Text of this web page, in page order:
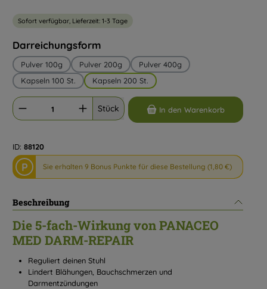
Sofort verfügbar, Lieferzeit: 1-3 Tage
Darreichungsform
Pulver 100g Pulver 200g
Pulver 400g
Kapseln 100 St.
Kapseln 200 St.
Produkt Anzahl: Gib den gewünschten Wert ein oder benutze die Schaltflächen um
Stück In den Warenkorb
ID: 88120
P Sie erhalten 9 Bonus Punkte für diese Bestellung (1,80 €)
Beschreibung
Die 5-fach-Wirkung von PANACEO
MED DARM-REPAIR
Reguliert deinen Stuhl
Lindert Blähungen, Bauchschmerzen und
Darmentzündungen